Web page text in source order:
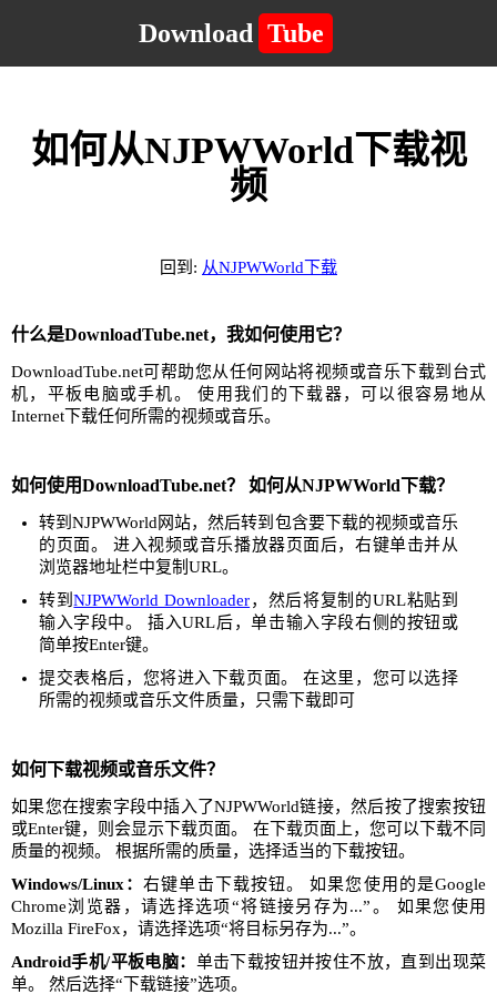
Download Tube
如何从NJPWWorld下载视
频
回到: 从NJPWWorld下载
什么是DownloadTube.net，我如何使用它？
DownloadTube.net可帮助您从任何网站将视频或音乐下载到台式
机，平板电脑或手机。 使用我们的下载器，可以很容易地从
Internet下载任何所需的视频或音乐。
如何使用DownloadTube.net？ 如何从NJPWWorld下载？
转到NJPWWorld网站，然后转到包含要下载的视频或音乐
的页面。 进入视频或音乐播放器页面后，右键单击并从
浏览器地址栏中复制URL。
转到NJPWWorld Downloader，然后将复制的URL粘贴到
输入字段中。 插入URL后，单击输入字段右侧的按钮或
简单按Enter键。
提交表格后，您将进入下载页面。 在这里，您可以选择
所需的视频或音乐文件质量，只需下载即可
如何下载视频或音乐文件？
如果您在搜索字段中插入了NJPWWorld链接，然后按了搜索按钮
或Enter键，则会显示下载页面。 在下载页面上，您可以下载不同
质量的视频。 根据所需的质量，选择适当的下载按钮。
Windows/Linux：右键单击下载按钮。 如果您使用的是Google
Chrome浏览器，请选择选项“将链接另存为...”。 如果您使用
Mozilla FireFox，请选择选项“将目标另存为...”。
Android手机/平板电脑： 单击下载按钮并按住不放，直到出现菜
单。 然后选择“下载链接”选项。